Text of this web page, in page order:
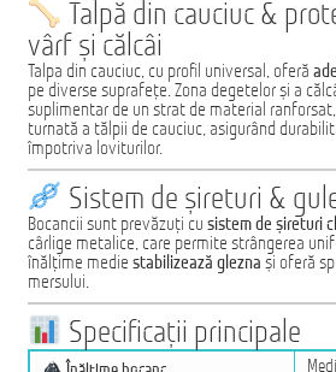
Talpă din cauciuc &
vârf și călcâi
Talpa din cauciuc, cu profil universal, oferă
pe diverse suprafețe. Zona degetelor și a
suplimentar de un strat de material
turnată a tălpii de cauciuc, asigurând
împotriva loviturilor.
Sistem de șireturi &
Bocancii sunt prevăzuți cu sistem de șireturi
cârlige metalice, care permite strângerea
înălțime medie stabilizează glezna și oferă
mersului.
Specificații principale